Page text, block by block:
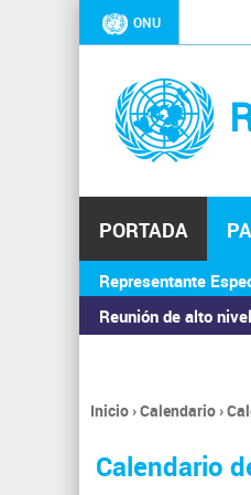
ONU
PORTADA
Representante
Reunión de alto
ASAMBLEA
Se
encuentra
usted
Inicio›Calendario›
Calendario